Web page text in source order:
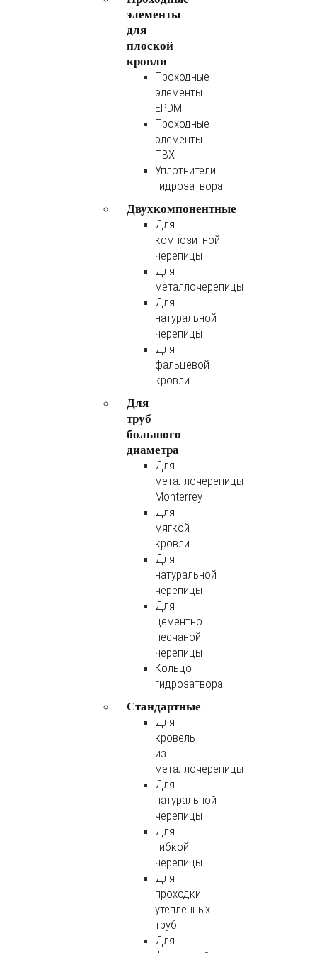
элементы
для
плоской
кровли
Проходные
элементы
EPDM
Проходные
элементы
ПВХ
Уплотнители
гидрозатвора
Двухкомпонентные
Для
композитной
черепицы
Для
металлочерепицы
Для
натуральной
черепицы
Для
фальцевой
кровли
Для
труб
большого
диаметра
Для
металлочерепицы
Monterrey
Для
мягкой
кровли
Для
натуральной
черепицы
Для
цементно
песчаной
черепицы
Кольцо
гидрозатвора
Стандартные
Для
кровель
из
металлочерепицы
Для
натуральной
черепицы
Для
гибкой
черепицы
Для
проходки
утепленных
труб
Для